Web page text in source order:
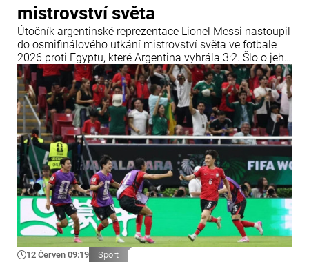
mistrovství světa
Útočník argentinské reprezentace Lionel Messi nastoupil
do osmifinálového utkání mistrovství světa ve fotbale
2026 proti Egyptu, které Argentina vyhrála 3:2. Šlo o jeho
14. zápas ve vyřazovací fázi mistrovství světa, čímž
vyrovnal rekord bývalého německého reprezentanta
Miroslava Kloseho.
12 Červen 09:19 Sport